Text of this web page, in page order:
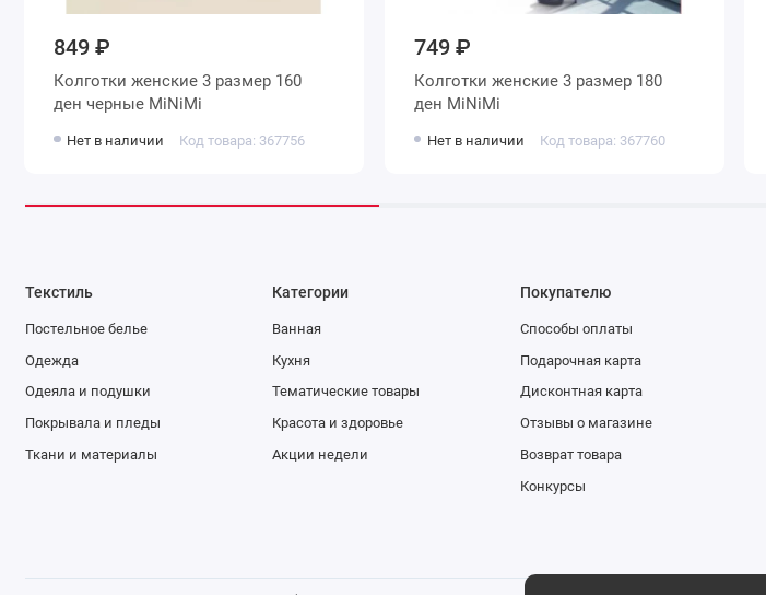
849 ₽
Колготки женские 3 размер 160
ден черные MiNiMi
Нет в наличии Код товара: 367756
749 ₽
Колготки женские 3 размер 180
ден MiNiMi
Нет в наличии Код товара: 367760
Текстиль
Постельное белье
Одежда
Одеяла и подушки
Покрывала и пледы
Ткани и материалы
Категории
Ванная
Кухня
Тематические товары
Красота и здоровье
Акции недели
Покупателю
Способы оплаты
Подарочная карта
Дисконтная карта
Отзывы о магазине
Возврат товара
Конкурсы